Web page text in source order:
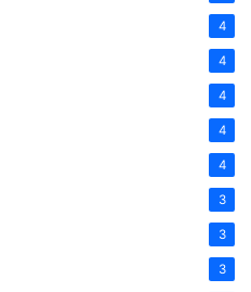
4
4
4
4
4
3
3
3